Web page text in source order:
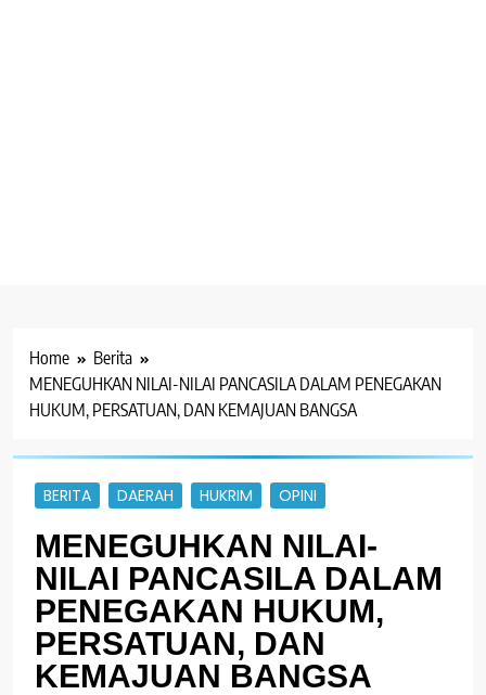
Home
Berita
MENEGUHKAN NILAI-NILAI PANCASILA DALAM PENEGAKAN
HUKUM, PERSATUAN, DAN KEMAJUAN BANGSA
BERITA DAERAH HUKRIM OPINI
MENEGUHKAN NILAI-
NILAI PANCASILA DALAM
PENEGAKAN HUKUM,
PERSATUAN, DAN
KEMAJUAN BANGSA